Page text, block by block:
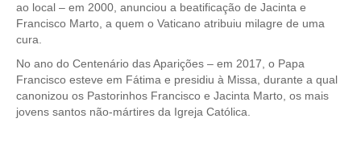
ao local – em 2000, anunciou a beatificação de Jacinta e
Francisco Marto, a quem o Vaticano atribuiu milagre de uma
cura.
No ano do Centenário das Aparições – em 2017, o Papa
Francisco esteve em Fátima e presidiu à Missa, durante a qual
canonizou os Pastorinhos Francisco e Jacinta Marto, os mais
jovens santos não-mártires da Igreja Católica.